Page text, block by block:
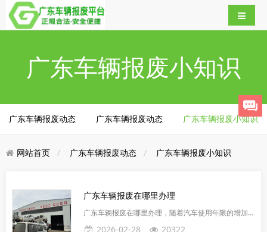
广东车辆报废小知识
广东车辆报废动态 广东车辆报废动态 广东车辆报废小知识
网站首页 广东车辆报废动态 广东车辆报废小知识
广东车辆报废在哪里办理
广东车辆报废在哪里办理，随着汽车使用年限的增加，
报废车辆成为许多车主不得不面对的问题。在广东这座
2026-02-28 20322